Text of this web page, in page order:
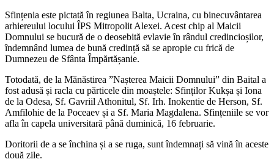
Sfințenia este pictată în regiunea Balta, Ucraina, cu binecuvântarea
arhiereului locului ÎPS Mitropolit Alexei. Acest chip al Maicii
Domnului se bucură de o deosebită evlavie în rândul credincioșilor,
îndemnând lumea de bună credință să se apropie cu frică de
Dumnezeu de Sfânta Împărtășanie.
Totodată, de la Mănăstirea ”Nașterea Maicii Domnului” din Baital a
fost adusă și racla cu părticele din moaștele: Sfinților Kukșa și Iona
de la Odesa, Sf. Gavriil Athonitul, Sf. Irh. Inokentie de Herson, Sf.
Amfilohie de la Poceaev și a Sf. Maria Magdalena. Sfințeniile se vor
afla în capela universitară până duminică, 16 februarie.
Doritorii de a se închina și a se ruga, sunt îndemnați să vină în aceste
două zile.